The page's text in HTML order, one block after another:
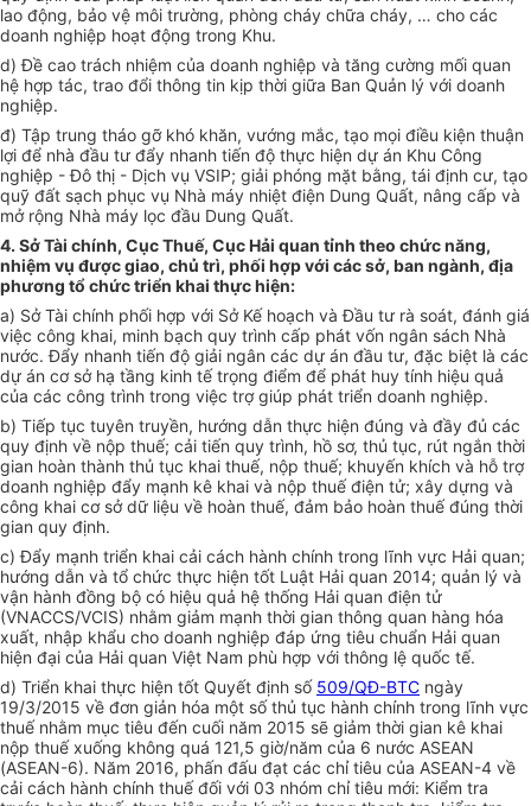
lao động, bảo vệ môi trường, phòng cháy chữa cháy, … cho các
doanh nghiệp hoạt động trong Khu.
d) Đề cao trách nhiệm của doanh nghiệp và tăng cường mối quan
hệ hợp tác, trao đổi thông tin kịp thời giữa Ban Quản lý với doanh
nghiệp.
đ) Tập trung tháo gỡ khó khăn, vướng mắc, tạo mọi điều kiện thuận
lợi để nhà đầu tư đẩy nhanh tiến độ thực hiện dự án Khu Công
nghiệp - Đô thị - Dịch vụ VSIP; giải phóng mặt bằng, tái định cư, tạo
quỹ đất sạch phục vụ Nhà máy nhiệt điện Dung Quất, nâng cấp và
mở rộng Nhà máy lọc đầu Dung Quất.
4. Sở Tài chính, Cục Thuế, Cục Hải quan tỉnh theo chức năng,
nhiệm vụ được giao, chủ trì, phối hợp với các sở, ban ngành, địa
phương tổ chức triển khai thực hiện:
a) Sở Tài chính phối hợp với Sở Kế hoạch và Đầu tư rà soát, đánh giá
việc công khai, minh bạch quy trình cấp phát vốn ngân sách Nhà
nước. Đẩy nhanh tiến độ giải ngân các dự án đầu tư, đặc biệt là các
dự án cơ sở hạ tầng kinh tế trọng điểm để phát huy tính hiệu quả
của các công trình trong việc trợ giúp phát triển doanh nghiệp.
b) Tiếp tục tuyên truyền, hướng dẫn thực hiện đúng và đầy đủ các
quy định về nộp thuế; cải tiến quy trình, hồ sơ, thủ tục, rút ngắn thời
gian hoàn thành thủ tục khai thuế, nộp thuế; khuyến khích và hỗ trợ
doanh nghiệp đẩy mạnh kê khai và nộp thuế điện tử; xây dựng và
công khai cơ sở dữ liệu về hoàn thuế, đảm bảo hoàn thuế đúng thời
gian quy định.
c) Đẩy mạnh triển khai cải cách hành chính trong lĩnh vực Hải quan;
hướng dẫn và tổ chức thực hiện tốt Luật Hải quan 2014; quản lý và
vận hành đồng bộ có hiệu quả hệ thống Hải quan điện tử
(VNACCS/VCIS) nhằm giảm mạnh thời gian thông quan hàng hóa
xuất, nhập khẩu cho doanh nghiệp đáp ứng tiêu chuẩn Hải quan
hiện đại của Hải quan Việt Nam phù hợp với thông lệ quốc tế.
d) Triển khai thực hiện tốt Quyết định số 509/QĐ-BTC ngày
19/3/2015 về đơn giản hóa một số thủ tục hành chính trong lĩnh vực
thuế nhằm mục tiêu đến cuối năm 2015 sẽ giảm thời gian kê khai
nộp thuế xuống không quá 121,5 giờ/năm của 6 nước ASEAN
(ASEAN-6). Năm 2016, phấn đấu đạt các chỉ tiêu của ASEAN-4 về
cải cách hành chính thuế đối với 03 nhóm chỉ tiêu mới: Kiểm tra